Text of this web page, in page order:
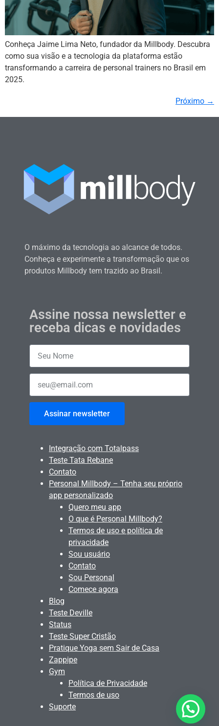
Conheça Jaime Lima Neto, fundador da Millbody. Descubra
como sua visão e a tecnologia da plataforma estão
transformando a carreira de personal trainers no Brasil em
2025.
Próximo →
O máximo da tecnologia ao alcance de todos.
Conheça e experimente a transformação que os
produtos Millbody tem trazido ao Brasil.
Assine nossa newsletter e
receba dicas e novidades
Assinar newsletter
Integração com Totalpass
Teste Tata Rebane
Contato
Personal Millbody – Tenha seu próprio
app personalizado
Quero meu app
O que é Personal Millbody?
Termos de uso e política de
privacidade
Sou usuário
Contato
Sou Personal
Comece agora
Blog
Teste Deville
Status
Teste Super Cristão
Pratique Yoga sem Sair de Casa
Zappipe
Gym
Política de Privacidade
Termos de uso
Suporte